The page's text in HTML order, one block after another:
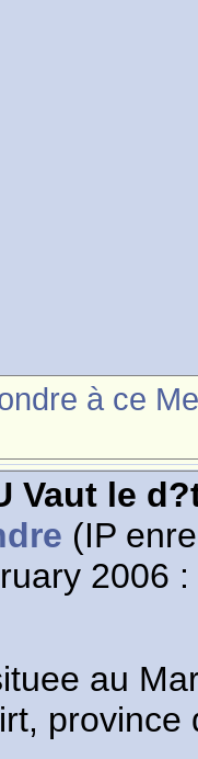
à ce
Vaut le
(IP
2006
au
province